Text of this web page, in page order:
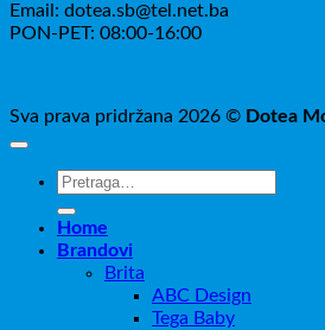
Email: dotea.sb@tel.net.ba
PON-PET: 08:00-16:00
Sva prava pridržana 2026 © Dotea
Pretraži:
Home
Brandovi
Brita
ABC Design
Tega Baby